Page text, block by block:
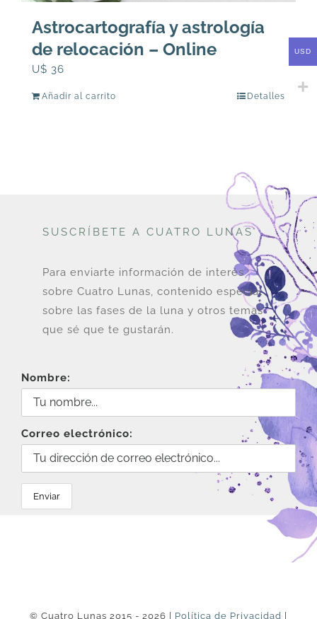
Astrocartografía y astrología
de relocación – Online
U$ 36
Añadir al carrito Detalles
SUSCRÍBETE A CUATRO LUNAS
Para enviarte información de interés
sobre Cuatro Lunas, contenido especial
sobre las fases de la luna y otros temas
que sé que te gustarán.
Nombre:
Correo electrónico:
© Cuatro Lunas 2015 - 2026 | Política de Privacidad
USD